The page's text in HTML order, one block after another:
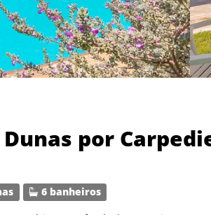
por
6 banheiros